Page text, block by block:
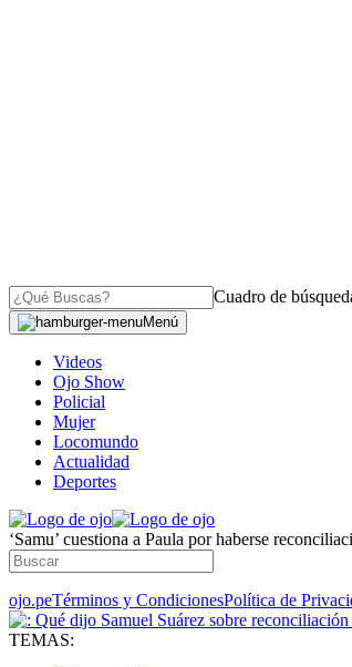
Cuadro de
Menú
Videos
Ojo Show
Policial
Mujer
Locomundo
Actualidad
Deportes
‘Samu’ cuestiona a Paula por haberse
ojo.peTérminos y CondicionesPolítica de
TEMAS: